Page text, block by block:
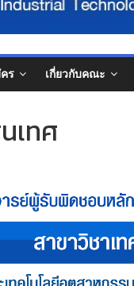
ร เกี่ยวกับคณะ
เทศ